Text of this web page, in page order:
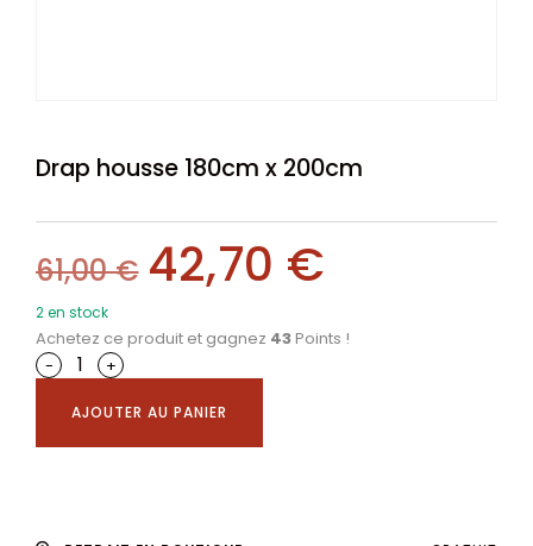
Drap housse 180cm x 200cm
61,00€ 42,70 €
2 en stock
Achetez ce produit et gagnez 43 Points !
-
+
AJOUTER AU PANIER